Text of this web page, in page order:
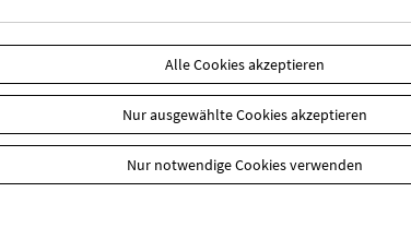
Alle Cookies akzeptieren
Nur ausgewählte Cookies akzeptieren
Nur notwendige Cookies verwenden